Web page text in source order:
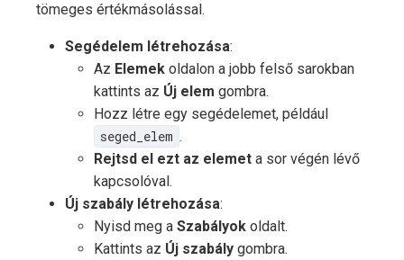
tömeges értékmásolással.
Segédelem létrehozása:
Az Elemek oldalon a jobb felső sarokban
kattints az Új elem gombra.
Hozz létre egy segédelemet, például
seged_elem .
Rejtsd el ezt az elemet a sor végén lévő
kapcsolóval.
Új szabály létrehozása:
Nyisd meg a Szabályok oldalt.
Kattints az Új szabály gombra.